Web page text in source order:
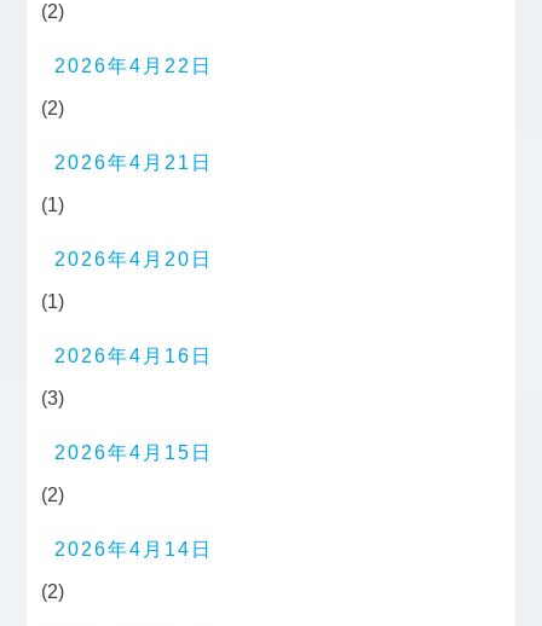
(2)
2026年4月22日
(2)
2026年4月21日
(1)
2026年4月20日
(1)
2026年4月16日
(3)
2026年4月15日
(2)
2026年4月14日
(2)